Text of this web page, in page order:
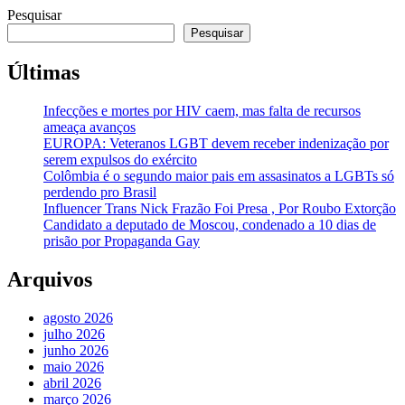
Pesquisar
Pesquisar
Últimas
Infecções e mortes por HIV caem, mas falta de recursos
ameaça avanços
EUROPA: Veteranos LGBT devem receber indenização por
serem expulsos do exército
Colômbia é o segundo maior pais em assasinatos a LGBTs só
perdendo pro Brasil
Influencer Trans Nick Frazão Foi Presa , Por Roubo Extorção
Candidato a deputado de Moscou, condenado a 10 dias de
prisão por Propaganda Gay
Arquivos
agosto 2026
julho 2026
junho 2026
maio 2026
abril 2026
março 2026